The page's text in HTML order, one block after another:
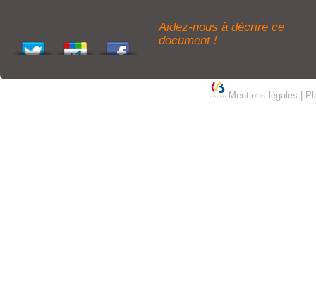
Aidez-nous à décrire ce
document !
Mentions légales